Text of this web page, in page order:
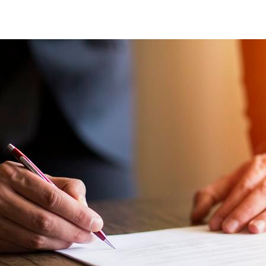
firma-business